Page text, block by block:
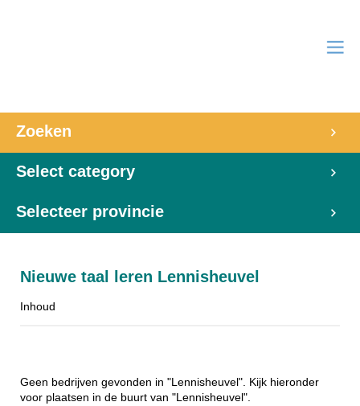
Zoeken
Select category
Selecteer provincie
Nieuwe taal leren Lennisheuvel
Inhoud
Geen bedrijven gevonden in "Lennisheuvel". Kijk hieronder
voor plaatsen in de buurt van "Lennisheuvel".